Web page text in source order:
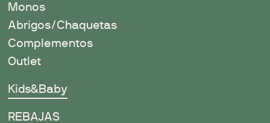
Monos
Abrigos/Chaquetas
Complementos
Outlet
Kids&Baby
REBAJAS